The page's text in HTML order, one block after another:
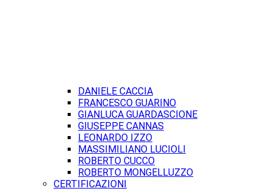
DANIELE CACCIA
FRANCESCO GUARINO
GIANLUCA GUARDASCIONE
GIUSEPPE CANNAS
LEONARDO IZZO
MASSIMILIANO LUCIOLI
ROBERTO CUCCO
ROBERTO MONGELLUZZO
CERTIFICAZIONI